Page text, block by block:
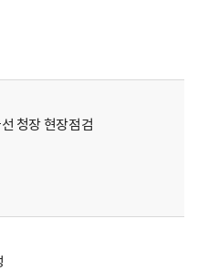
청장 현장점검